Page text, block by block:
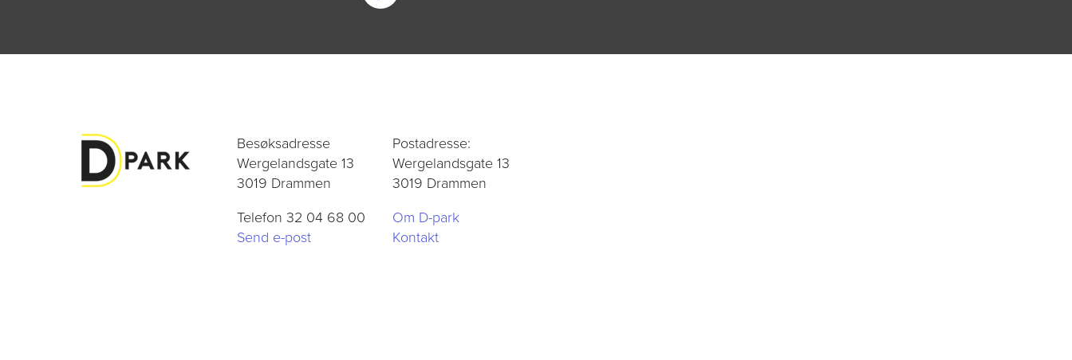
Besøksadresse
Wergelandsgate 13
3019 Drammen
Telefon 32 04 68 00
Send e-post
Postadresse:
Wergelandsgate 13
3019 Drammen
Om D-park
Kontakt